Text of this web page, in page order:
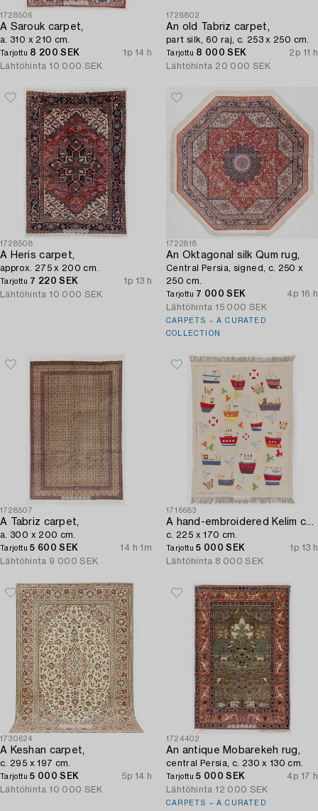
1728506
A Sarouk carpet,
a. 310 x 210 cm.
Tarjottu 8 200 SEK
1p 14 h
Lähtöhinta 10 000 SEK
1728802
An old Tabriz carpet,
part silk, 60 raj, c. 253 x 250 cm.
Tarjottu 8 000 SEK
2p 11 h
Lähtöhinta 20 000 SEK
1728508
A Heris carpet,
approx. 275 x 200 cm.
Tarjottu 7 220 SEK
1p 13 h
Lähtöhinta 10 000 SEK
1722818
An Oktagonal silk Qum rug,
Central Persia, signed, c. 250 x
250 cm.
Tarjottu 7 000 SEK
4p 16 h
Lähtöhinta 15 000 SEK
CARPETS – A CURATED
COLLECTION
1728507
A Tabriz carpet,
a. 300 x 200 cm.
Tarjottu5 600 SEK
14 h 1m
Lähtöhinta 9 000 SEK
1716683
c. 225 x 170 cm.
Tarjottu5 000 SEK
1p 13 h
Lähtöhinta 8 000 SEK
1730624
A Keshan carpet,
c. 295 x 197 cm.
Tarjottu5 000 SEK
5p 14 h
Lähtöhinta 10 000 SEK
1724402
An antique Mobarekeh rug,
central Persia, c. 230 x 130 cm.
Tarjottu5 000 SEK
4p 17 h
Lähtöhinta 12 000 SEK
CARPETS – A CURATED